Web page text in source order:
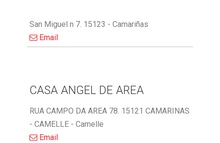
San Miguel n 7. 15123 - Camariñas
Email
CASA ANGEL DE AREA
RUA CAMPO DA AREA 78. 15121 CAMARINAS
- CAMELLE - Camelle
Email